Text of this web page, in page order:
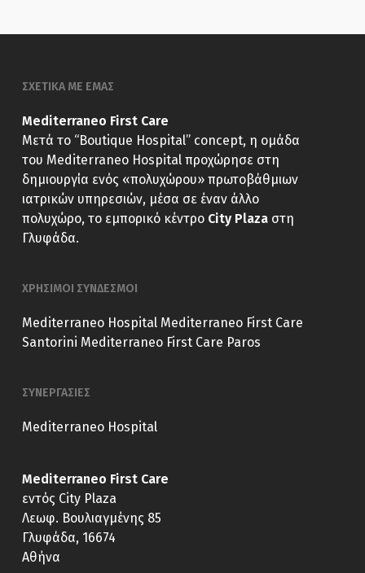
ΣΧΕΤΙΚΑ ΜΕ ΕΜΑΣ
Mediterraneo First Care
Μετά το “Boutique Hospital” concept, η ομάδα
του Mediterraneo Hospital προχώρησε στη
δημιουργία ενός «πολυχώρου» πρωτοβάθμιων
ιατρικών υπηρεσιών, μέσα σε έναν άλλο
πολυχώρο, το εμπορικό κέντρο City Plazaστη
Γλυφάδα.
ΧΡΗΣΙΜΟΙ ΣΥΝΔΕΣΜΟΙ
Mediterraneo Hospital Mediterraneo First Care
Santorini Mediterraneo First Care Paros
ΣΥΝΕΡΓΑΣΙΕΣ
Mediterraneo Hospital
Mediterraneo First Care
εντός City Plaza
Λεωφ. Βουλιαγμένης 85
Γλυφάδα, 16674
Αθήνα